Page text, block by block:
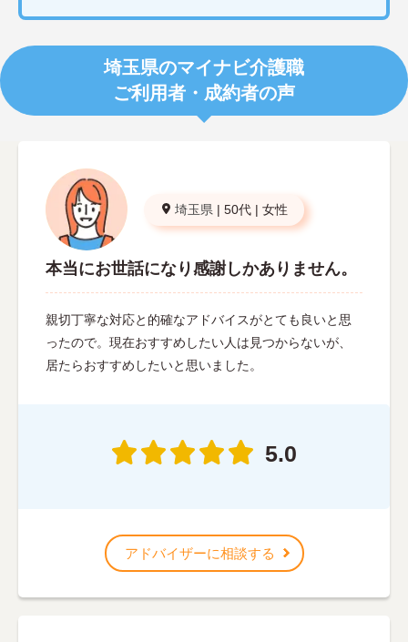
埼玉県のマイナビ介護職
ご利用者・成約者の声
埼玉県 | 50代 | 女性
本当にお世話になり感謝しかありません。
親切丁寧な対応と的確なアドバイスがとても良いと思
ったので。現在おすすめしたい人は見つからないが、
居たらおすすめしたいと思いました。
5.0
アドバイザーに相談する